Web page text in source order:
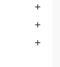


